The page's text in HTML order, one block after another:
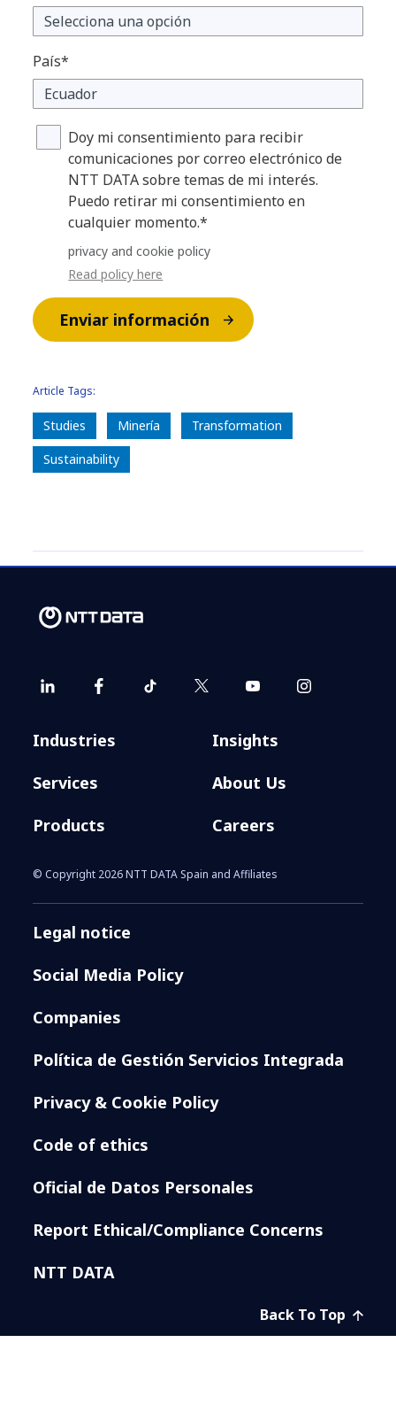
País*
Doy mi consentimiento para recibir
comunicaciones por correo electrónico de
NTT DATA sobre temas de mi interés.
Puedo retirar mi consentimiento en
cualquier momento.*
privacy and cookie policy
Read policy here
Enviar información
Article Tags:
Studies Minería
Transformation
Sustainability
Industries
Services
Products
Insights
About Us
Careers
© Copyright 2026 NTT DATA Spain and Affiliates
Legal notice
Social Media Policy
Companies
Política de Gestión Servicios Integrada
Privacy & Cookie Policy
Code of ethics
Oficial de Datos Personales
Report Ethical/Compliance Concerns
NTT DATA
Back To Top